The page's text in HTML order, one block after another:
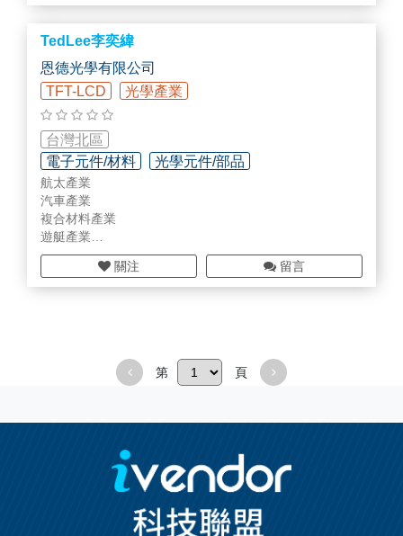
半導體產品
上下電極板
高階工程塑膠
Particle improve
半導體設備教育訓練
電路板維修
R.F. SYSTER
TedLee李奕緯
恩德光學有限公司
TFT-LCD
光學產業
台灣北區
電子元件/材料
光學元件/部品
智慧工廠規劃/設備/部品
航太產業
汽車產業
複合材料產業
遊艇產業
軌道產業
木工產業
金屬加工應用產業
關注 留言
第 頁